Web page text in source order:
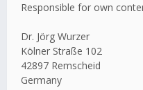
Responsible for own
Dr. Jörg Wurzer
Kölner Straße 102
42897 Remscheid
Germany